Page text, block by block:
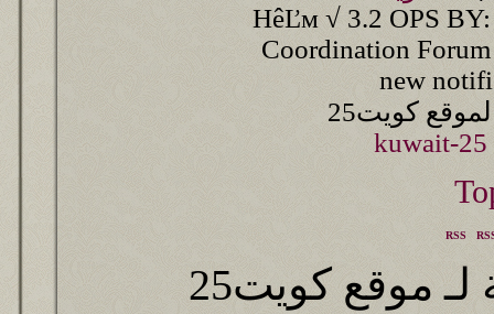
HêĽм √ 3.2 OPS BY:
Coordination
new
كويت25
kuwait-
RSS
موقع كويت25